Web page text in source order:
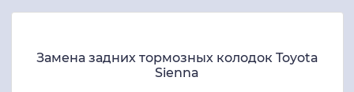
Замена задних тормозных колодок Toyota
Sienna